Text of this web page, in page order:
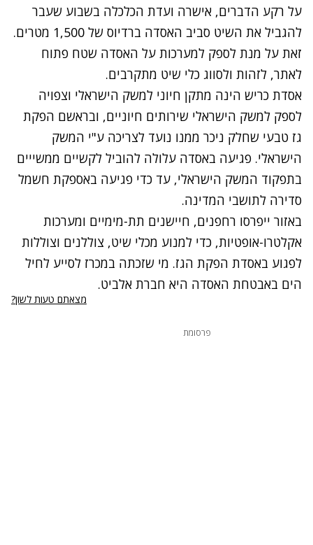
על רקע הדברים, אישרה ועדת הכלכלה בשבוע שעבר
להגביל את השיט סביב האסדה ברדיוס של 1,500 מטרים.
זאת על מנת לספק למערכות על האסדה שטח פתוח
לאתר, לזהות ולסווג כלי שיט מתקרבים.
אסדת כריש הינה מתקן חיוני למשק הישראלי וצפויה
לספק למשק הישראלי שירותים חיוניים, ובראשם הפקת
גז טבעי שחלק ניכר ממנו נועד לצריכה ע"י המשק
הישראלי. פגיעה באסדה עלולה להוביל לקשיים ממשייים
בתפקוד המשק הישראלי, עד כדי פגיעה באספקת חשמל
סדירה לתושבי המדינה.
באזור ייפרסו רחפנים, חיישנים תת-מימיים ומערכות
אקלטרו-אופטיות, כדי למנוע מכלי שיט, צוללנים וצוללות
לפגוע באסדת הפקת הגז. מי שזכתה במכרז לסייע לחיל
הים באבטחת האסדה היא חברת אלביט.
מצאתם טעות לשון?
פרסומת